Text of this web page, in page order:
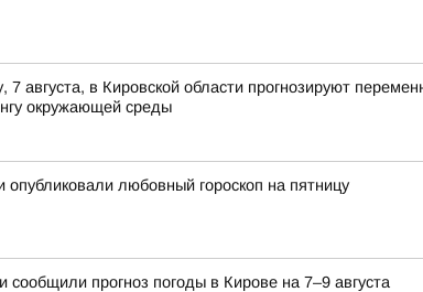
7 августа, в Кировской области прогнозируют
окружающей среды
опубликовали любовный гороскоп на пятницу
сообщили прогноз погоды в Кирове на 7–9 августа